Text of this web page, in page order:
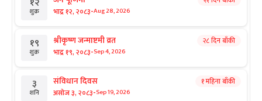
शुक्र भाद्र १२, २०८३-Aug 28, 2026
१९
शुक्र
श्रीकृष्ण जन्माष्टमी व्रत
भाद्र १९, २०८३-Sep 4, 2026
२८ दिन बाँकी
३
शनि
संविधान दिवस
असोज ३, २०८३-Sep 19, 2026
१ महिना बाँकी